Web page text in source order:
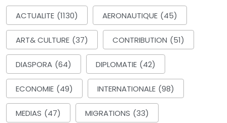
ACTUALITE (1130) AERONAUTIQUE (45)
ART& CULTURE (37) CONTRIBUTION (51)
DIASPORA (64) DIPLOMATIE (42)
ECONOMIE (49) INTERNATIONALE (98)
MEDIAS (47) MIGRATIONS (33)